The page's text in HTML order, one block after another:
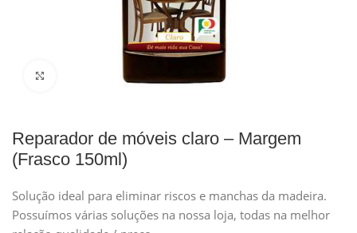
Clique para ampliar
Reparador de móveis claro – Margem
(Frasco 150ml)
Solução ideal para eliminar riscos e manchas da madeira.
Possuímos várias soluções na nossa loja, todas na melhor